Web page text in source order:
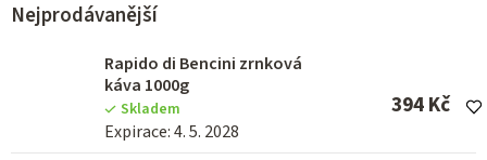
Nejprodávanější
Rapido di Bencini zrnková
káva 1000g
Skladem
Expirace: 4. 5. 2028
394 Kč